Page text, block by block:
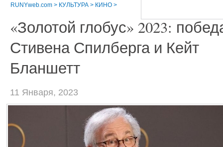
RUNYweb.com > КУЛЬТУРА > КИНО >
«Золотой глобус» 2023:
Стивена Спилберга и Кейт
Бланшетт
11 Января, 2023